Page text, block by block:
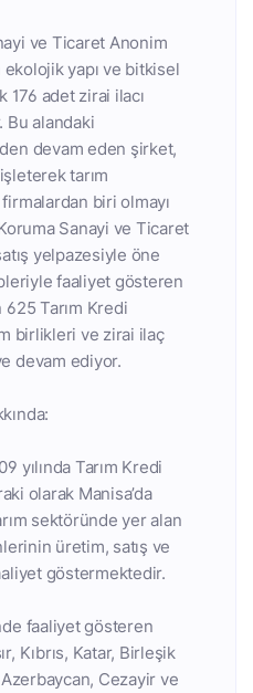
ve Ticaret Anonim
yapı ve bitkisel
adet zirai ilacı
Bu alandaki
devam eden şirket,
tarım
biri olmayı
Sanayi ve Ticaret
yelpazesiyle öne
faaliyet gösteren
Tarım Kredi
birlikleri ve zirai ilaç
devam ediyor.
yılında Tarım Kredi
olarak Manisa’da
sektöründe yer alan
üretim, satış ve
göstermektedir.
faaliyet gösteren
Kıbrıs, Katar, Birleşik
Cezayir ve